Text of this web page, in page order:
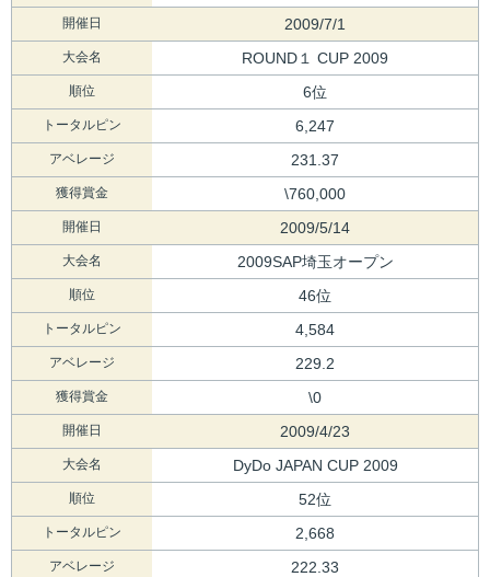
開催日 2009/7/1
大会名 ROUND１ CUP 2009
順位 6位
トータルピン 6,247
アベレージ 231.37
獲得賞金 \760,000
開催日 2009/5/14
大会名 2009SAP埼玉オープン
順位 46位
トータルピン 4,584
アベレージ 229.2
獲得賞金 \0
開催日 2009/4/23
大会名 DyDo JAPAN CUP 2009
順位 52位
トータルピン 2,668
アベレージ 222.33